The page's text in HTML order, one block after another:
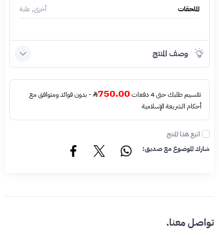
الملحقات
أخرى, علبة
وصف المنتج
تقسيم طلبك حتى 4 دفعات 750.00
- بدون فوائد ومتوافق مع
أحكام الشريعة الإسلامية
اتبع هذا المنتج
شارك الموضوع مع صديق:
تواصل معنا.